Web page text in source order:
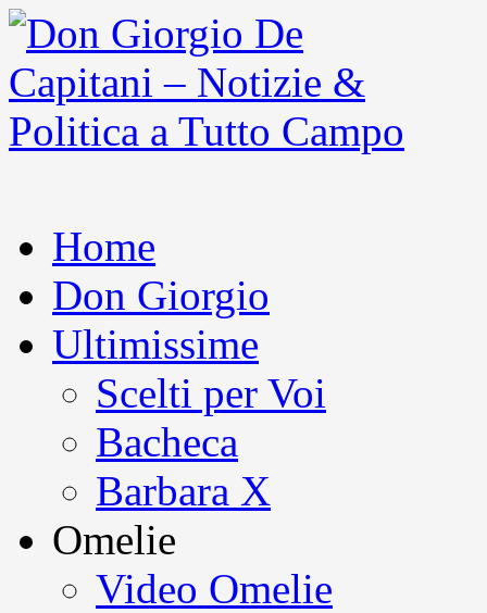
Home
Don Giorgio
Ultimissime
Scelti per Voi
Bacheca
Barbara X
Omelie
Video Omelie